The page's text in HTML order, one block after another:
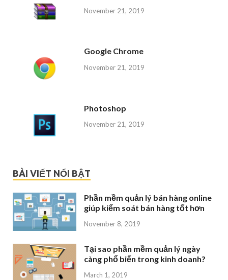
November 21, 2019
Google Chrome
November 21, 2019
Photoshop
November 21, 2019
BÀI VIẾT NỔI BẬT
Phần mềm quản lý bán hàng online
giúp kiểm soát bán hàng tốt hơn
November 8, 2019
Tại sao phần mềm quản lý ngày
càng phổ biến trong kinh doanh?
March 1, 2019